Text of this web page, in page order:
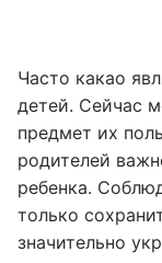
Часто какао
детей. Сейчас
предмет их
родителей
ребенка.
только
значительно